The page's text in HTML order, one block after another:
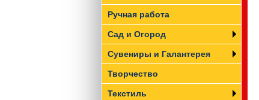
Ручная работа
Сад и Огород
Сувениры и Галантерея
Творчество
Текстиль